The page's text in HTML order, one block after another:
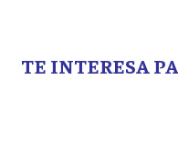
TE INTERESA